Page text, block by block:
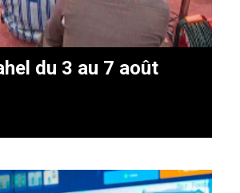
du 3 au 7 août